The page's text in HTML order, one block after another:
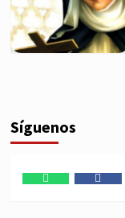
Síguenos